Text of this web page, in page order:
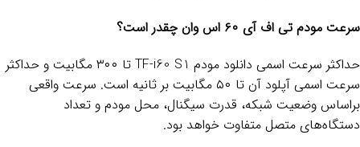
سرعت مودم تی اف آی ۶۰ اس وان چقدر است؟
حداکثر سرعت اسمی دانلود مودم TF-i60 S1 تا ۳۰۰ مگابیت و حداکثر
سرعت اسمی آپلود آن تا ۵۰ مگابیت بر ثانیه است. سرعت واقعی
براساس وضعیت شبکه، قدرت سیگنال، محل مودم و تعداد
دستگاه‌های متصل متفاوت خواهد بود.